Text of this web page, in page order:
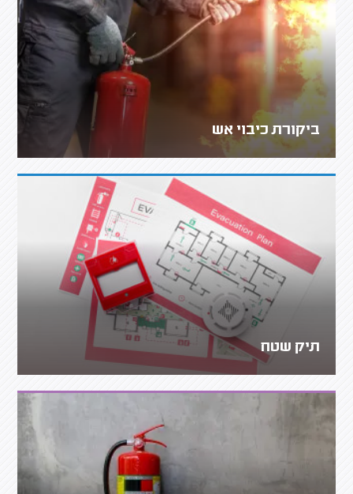
ביקורת כיבוי אש
תיק שטח